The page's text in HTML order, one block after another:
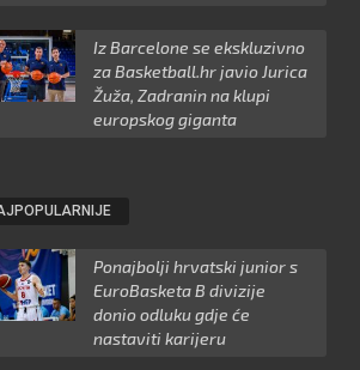
Iz Barcelone se ekskluzivno
za Basketball.hr javio Jurica
Žuža, Zadranin na klupi
europskog giganta
Ponajbolji hrvatski junior s
EuroBasketa B divizije
donio odluku gdje će
nastaviti karijeru